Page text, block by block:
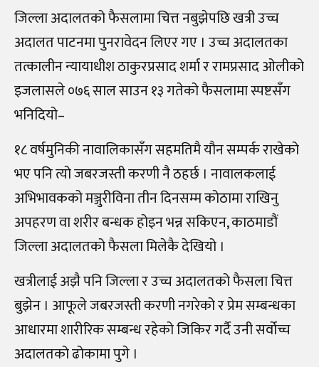
जिल्ला अदालतको फैसलामा चित्त नबुझेपछि खत्री उच्च
अदालत पाटनमा पुनरावेदन लिएर गए । उच्च अदालतका
तत्कालीन न्यायाधीश ठाकुरप्रसाद शर्मा र रामप्रसाद ओलीको
इजलासले ०७६ साल साउन १३ गतेको फैसलामा स्पष्टसँग
भनिदियो–
१८ वर्षमुनिकी नावालिकासँग सहमतिमै यौन सम्पर्क राखेको
भए पनि त्यो जबरजस्ती करणी नै ठहर्छ । नावालकलाई
अभिभावकको मञ्जुरीविना तीन दिनसम्म कोठामा राखिनु
अपहरण वा शरीर बन्धक होइन भन्न सकिएन, काठमाडौं
जिल्ला अदालतको फैसला मिलेकै देखियो ।
खत्रीलाई अझै पनि जिल्ला र उच्च अदालतको फैसला चित्त
बुझेन । आफूले जबरजस्ती करणी नगरेको र प्रेम सम्बन्धका
आधारमा शारीरिक सम्बन्ध रहेको जिकिर गर्दै उनी सर्वोच्च
अदालतको ढोकामा पुगे ।